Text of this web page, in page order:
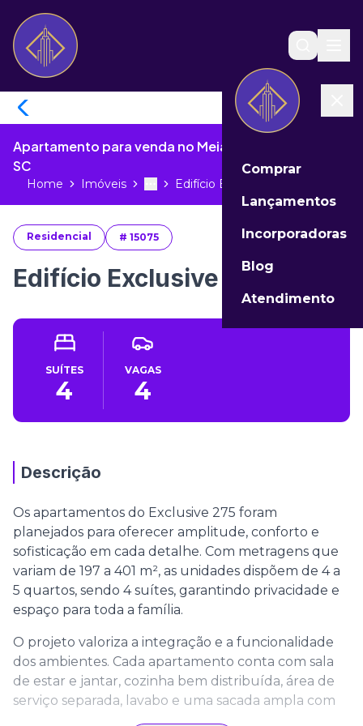
Comprar
Lançamentos
Incorporadoras
Blog
Atendimento
Apartamento para venda no Meia Praia de Itapema -
SC
Home Imóveis More
Toggle menu
Edifício Exclusive 275 preço...
Residencial # 15075
Edifício Exclusive 275 preço
SUÍTES
4
VAGAS
4
Descrição
Os apartamentos do Exclusive 275 foram
planejados para oferecer amplitude, conforto e
sofisticação em cada detalhe. Com metragens que
variam de 197 a 401 m², as unidades dispõem de 4 a
5 quartos, sendo 4 suítes, garantindo privacidade e
espaço para toda a família.
O projeto valoriza a integração e a funcionalidade
dos ambientes. Cada apartamento conta com sala
de estar e jantar, cozinha bem distribuída, área de
serviço separada, lavabo e uma sacada ampla com
churrasqueira, perfeita para momentos de lazer e